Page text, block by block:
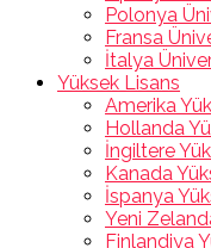
Polonya
Fransa
İtalya
Yüksek Lisans
Amerika
Hollanda
İngiltere
Kanada
İspanya
Yeni
Finlandiya